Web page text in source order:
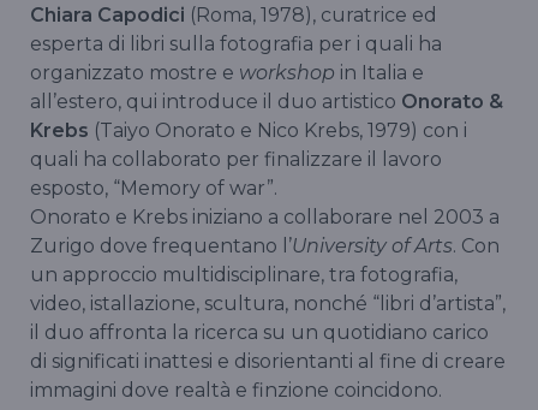
Chiara Capodici (Roma, 1978), curatrice ed
esperta di libri sulla fotografia per i quali ha
organizzato mostre e workshop in Italia e
all’estero, qui introduce il duo artistico Onorato &
Krebs (Taiyo Onorato e Nico Krebs, 1979) con i
quali ha collaborato per finalizzare il lavoro
esposto, “Memory of war”.
Onorato e Krebs iniziano a collaborare nel 2003 a
Zurigo dove frequentano l’University of Arts. Con
un approccio multidisciplinare, tra fotografia,
video, istallazione, scultura, nonché “libri d’artista”,
il duo affronta la ricerca su un quotidiano carico
di significati inattesi e disorientanti al fine di creare
immagini dove realtà e finzione coincidono.